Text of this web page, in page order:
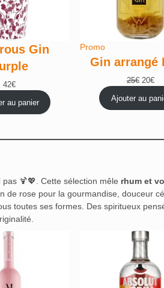
Gin
42€
au panier
PromoProduit
en
Gin arrangé
25€ Le
initial
20€Le
Ajouter au
pas 🍹💖. Cette sélection mêle rhum et
de rose pour la gourmandise, douceur
toutes ses formes. Des spiritueux